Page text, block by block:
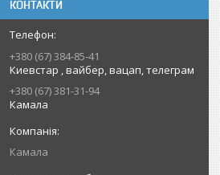
КОНТАКТИ
+380 (67) 384-85-41
Киевстар , вайбер, вацап, телеграм
+380 (67) 381-31-94
Камала
Камала